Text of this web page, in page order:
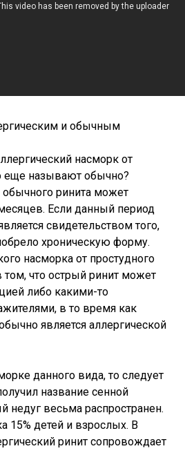
и обычным
насморк от
еще называют обычно?
ринита может
Если данный период
свидетельством того,
хроническую форму.
насморка от простудного
том, что острый ринит может
либо какими-то
в то время как
является аллергической
данного вида, то следует
название сенной
недуг весьма распространен.
15% детей и взрослых. В
ринит сопровождает